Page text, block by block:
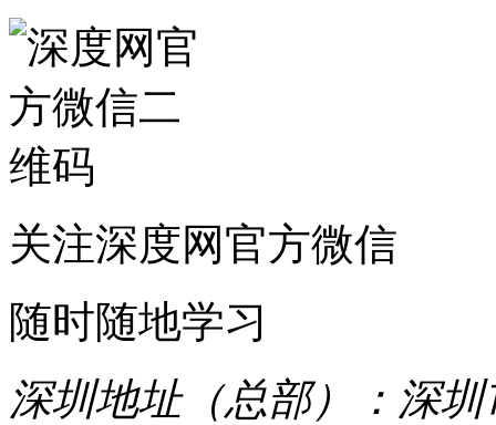
关注深度网官方微信
随时随地学习
深圳地址（总部）：深